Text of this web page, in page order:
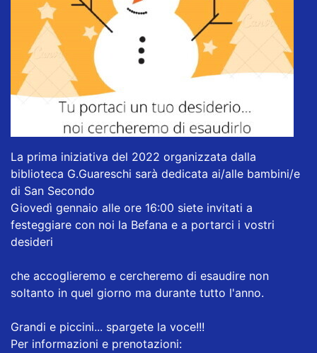
La prima iniziativa del 2022 organizzata dalla
biblioteca G.Guareschi sarà dedicata ai/alle bambini/e
di San Secondo
Giovedì gennaio alle ore 16:00 siete invitati a
festeggiare con noi la Befana e a portarci i vostri
desideri
che accoglieremo e cercheremo di esaudire non
soltanto in quel giorno ma durante tutto l'anno.
Grandi e piccini... spargete la voce!!!
Per informazioni e prenotazioni: